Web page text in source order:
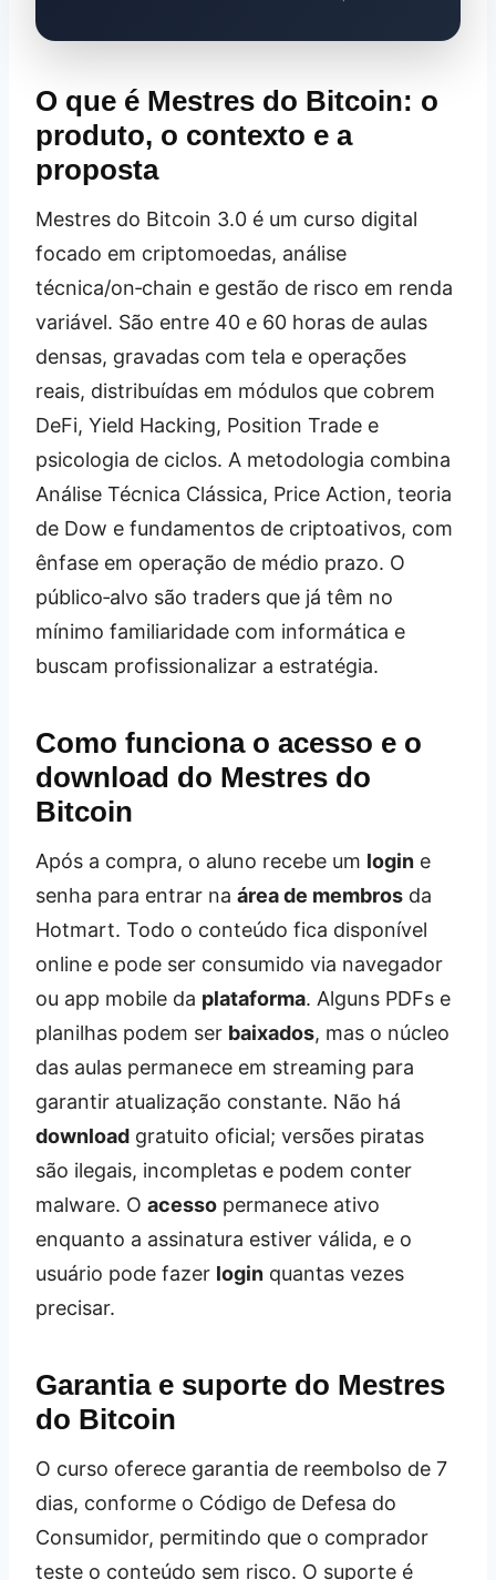
O que é Mestres do Bitcoin: o
produto, o contexto e a
proposta
Mestres do Bitcoin 3.0 é um curso digital
focado em criptomoedas, análise
técnica/on‑chain e gestão de risco em renda
variável. São entre 40 e 60 horas de aulas
densas, gravadas com tela e operações
reais, distribuídas em módulos que cobrem
DeFi, Yield Hacking, Position Trade e
psicologia de ciclos. A metodologia combina
Análise Técnica Clássica, Price Action, teoria
de Dow e fundamentos de criptoativos, com
ênfase em operação de médio prazo. O
público‑alvo são traders que já têm no
mínimo familiaridade com informática e
buscam profissionalizar a estratégia.
Como funciona o acesso e o
download do Mestres do
Bitcoin
Após a compra, o aluno recebe um login e
senha para entrar na área de membros da
Hotmart. Todo o conteúdo fica disponível
online e pode ser consumido via navegador
ou app mobile da plataforma. Alguns PDFs e
planilhas podem ser baixados, mas o núcleo
das aulas permanece em streaming para
garantir atualização constante. Não há
download gratuito oficial; versões piratas
são ilegais, incompletas e podem conter
malware. O acesso permanece ativo
enquanto a assinatura estiver válida, e o
usuário pode fazer login quantas vezes
precisar.
Garantia e suporte do Mestres
do Bitcoin
O curso oferece garantia de reembolso de 7
dias, conforme o Código de Defesa do
Consumidor, permitindo que o comprador
teste o conteúdo sem risco. O suporte é